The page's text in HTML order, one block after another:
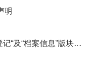
明
关于开启2025届毕业生 “毕业去向登记“及“档案信息”版块填报的通知